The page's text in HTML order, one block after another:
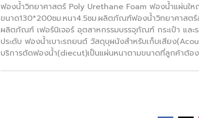
ฟองน้ำวิทยาศาสตร์ Poly Urethane Foam ฟองน้ำแผ่นใ
ขนาด130*200ซม.หนา4.5ซม.ผลิตภัณฑ์ฟองน้ำวิทยาศาสตร์
ผลิตภัณฑ์ เฟอร์นิเจอร์ อุตสาหกรรมบรรจุภัณฑ์ กระเป๋า และ
ประดับ ฟองน้ำเบาะรถยนต์ วัสดุบุผนังสำหรับเก็บเสียง
บริการตัดฟองน้ำ(diecut)เป็นแผ่นหนาตามขนาดที่ลูกค้าต้อ